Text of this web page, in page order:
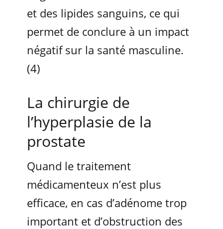
et des lipides sanguins, ce qui
permet de conclure à un impact
négatif sur la santé masculine.
(4)
La chirurgie de
l’hyperplasie de la
prostate
Quand le traitement
médicamenteux n’est plus
efficace, en cas d’adénome trop
important et d’obstruction des